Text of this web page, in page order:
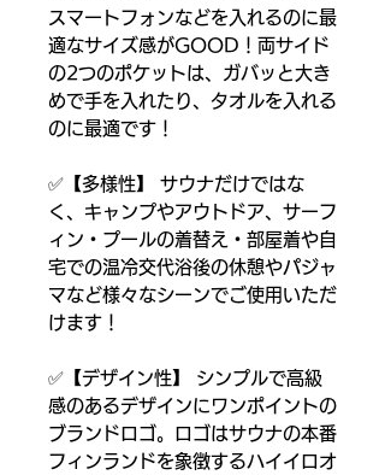
スマートフォンなどを入れるのに最
適なサイズ感がGOOD！両サイド
の2つのポケットは、ガバッと大き
めで手を入れたり、タオルを入れる
のに最適です！
✅【多様性】 サウナだけではな
く、キャンプやアウトドア、サーフ
ィン・プールの着替え・部屋着や自
宅での温冷交代浴後の休憩やパジャ
マなど様々なシーンでご使用いただ
けます！
✅【デザイン性】 シンプルで高級
感のあるデザインにワンポイントの
ブランドロゴ。ロゴはサウナの本番
フィンランドを象徴するハイイロオ